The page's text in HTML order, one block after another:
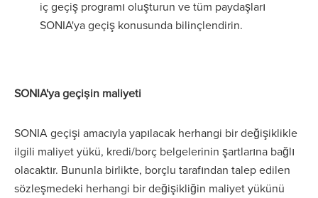
iç geçiş programı oluşturun ve tüm paydaşları
SONIA'ya geçiş konusunda bilinçlendirin.
SONIA'ya geçişin maliyeti
SONIA geçişi amacıyla yapılacak herhangi bir değişiklikle
ilgili maliyet yükü, kredi/borç belgelerinin şartlarına bağlı
olacaktır. Bununla birlikte, borçlu tarafından talep edilen
sözleşmedeki herhangi bir değişikliğin maliyet yükünü